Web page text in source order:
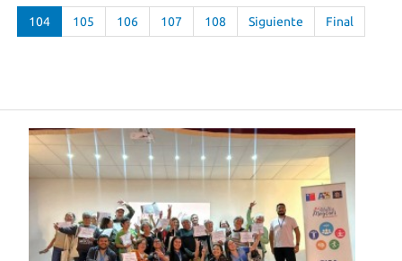
104 105 106 107 108 Siguiente Final